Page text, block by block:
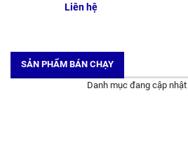
Liên hệ
SẢN PHẨM BÁN CHẠY
Danh mục đang cập